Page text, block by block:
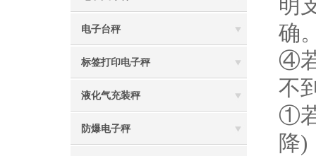
电子台秤
标签打印电子秤
液化气充装秤
防爆电子秤
明
确
④
不
①
降)